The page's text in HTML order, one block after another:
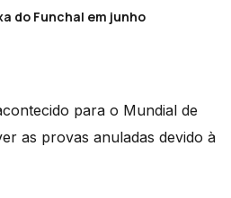
do Funchal em junho
para o Mundial de
as provas anuladas devido à